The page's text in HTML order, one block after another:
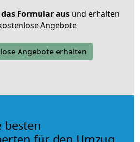
Formular ausund erhalten
Angebote
Angebote erhalten
besten